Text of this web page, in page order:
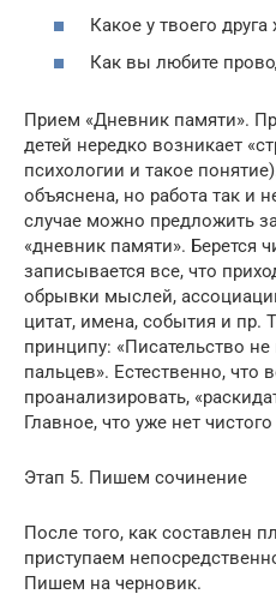
Какое у твоего друга
Как вы любите
Прием «Дневник памяти».
детей нередко возникает
психологии и такое
объяснена, но работа так и
случае можно предложить
«дневник памяти». Берется
записывается все, что
обрывки мыслей,
цитат, имена, события и пр.
принципу: «Писательство
пальцев». Естественно, что
проанализировать,
Главное, что уже нет
Этап 5. Пишем сочинение
После того, как составлен
приступаем
Пишем на черновик.